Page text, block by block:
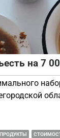
на 7
ПРОДУКТЫ